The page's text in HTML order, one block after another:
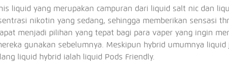
liquid yang merupakan campuran dari liquid salt nic dan
nikotin yang sedang, sehingga memberikan sensasi
menjadi pilihan yang tepat bagi para vaper yang ingin
gunakan sebelumnya. Meskipun hybrid umumnya
liquid hybrid ialah liquid Pods Friendly.